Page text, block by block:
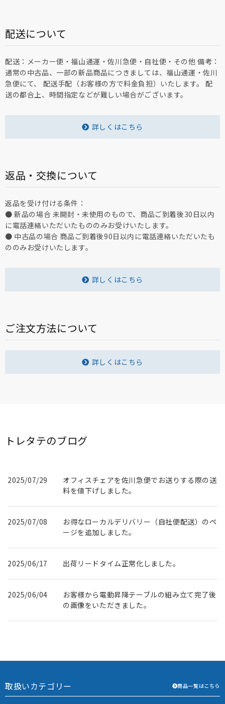
配送について
配送：メーカー便・福山通運・佐川急便・自社便・その他 備考：
通常の中古品、一部の新品商品につきましては、福山通運・佐川
急便にて、 配送手配（お客様の方で料金負担）いたします。 配
送の都合上、時間指定などが難しい場合がございます。
詳しくはこちら
返品・交換について
返品を受け付ける条件：
● 新品の場合 未開封・未使用のもので、商品ご到着後30日以内
に電話連絡いただいたもののみお受けいたします。
● 中古品の場合 商品ご到着後90日以内に電話連絡いただいたも
ののみお受けいたします。
詳しくはこちら
ご注文方法について
詳しくはこちら
トレタテのブログ
2025/07/29
オフィスチェアを佐川急便でお送りする際の送
料を値下げしました。
2025/07/08
お得なローカルデリバリー（自社便配送）のペ
ージを追加しました。
2025/06/17 出荷リードタイム正常化しました。
2025/06/04
お客様から電動昇降テーブルの組み立て完了後
の画像をいただきました。
取扱いカテゴリー 商品一覧はこちら